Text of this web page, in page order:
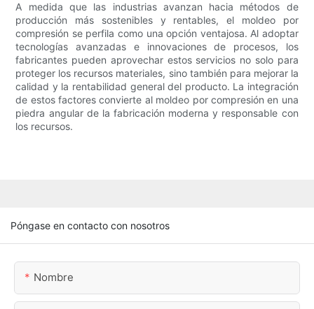
A medida que las industrias avanzan hacia métodos de
producción más sostenibles y rentables, el moldeo por
compresión se perfila como una opción ventajosa. Al adoptar
tecnologías avanzadas e innovaciones de procesos, los
fabricantes pueden aprovechar estos servicios no solo para
proteger los recursos materiales, sino también para mejorar la
calidad y la rentabilidad general del producto. La integración
de estos factores convierte al moldeo por compresión en una
piedra angular de la fabricación moderna y responsable con
los recursos.
Póngase en contacto con nosotros
Nombre